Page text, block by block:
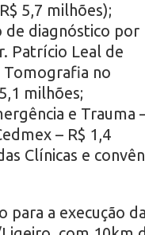
5,7 milhões);
de diagnóstico por
Patrício Leal de
Tomografia no
milhões;
e Trauma
– R$ 1,4
Clínicas e
para a execução